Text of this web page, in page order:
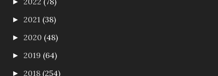
►
► 2021 (38)
► 2020 (48)
► 2019 (64)
► 2018 (254)